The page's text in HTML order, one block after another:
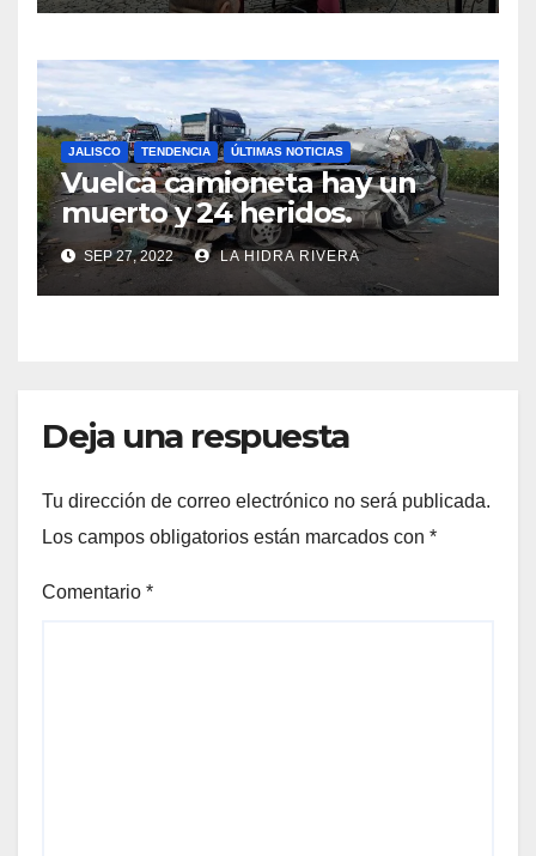
JALISCO TENDENCIA ÚLTIMAS NOTICIAS
Vuelca camioneta hay un
muerto y 24 heridos.
SEP 27, 2022 LA HIDRA RIVERA
Deja una respuesta
Tu dirección de correo electrónico no será publicada.
Los campos obligatorios están marcados con *
Comentario *